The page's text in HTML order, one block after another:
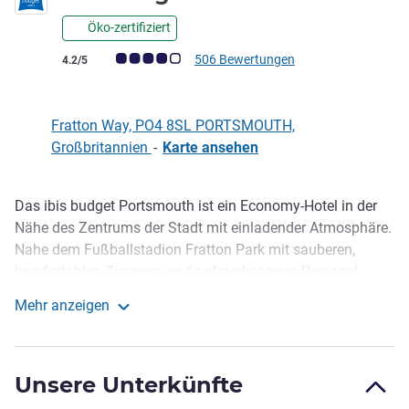
Öko-zertifiziert
Note Kundenmeinungen (Bewertung ALL)
4.2/5 506 Bewertungen
Fratton Way, PO4 8SL PORTSMOUTH,
Großbritannien - Karte ansehen
Beschreibung
Das ibis budget Portsmouth ist ein Economy-Hotel in der
Nähe des Zentrums der Stadt mit einladender Atmosphäre.
Nahe dem Fußballstadion Fratton Park mit sauberen,
charakteristischer Bettwäsche, kostenlosem WiFi,
Sehenswürdigkeiten des Portsmouth Historic Dockyard
Mehr anzeigen
Unsere Unterkünfte